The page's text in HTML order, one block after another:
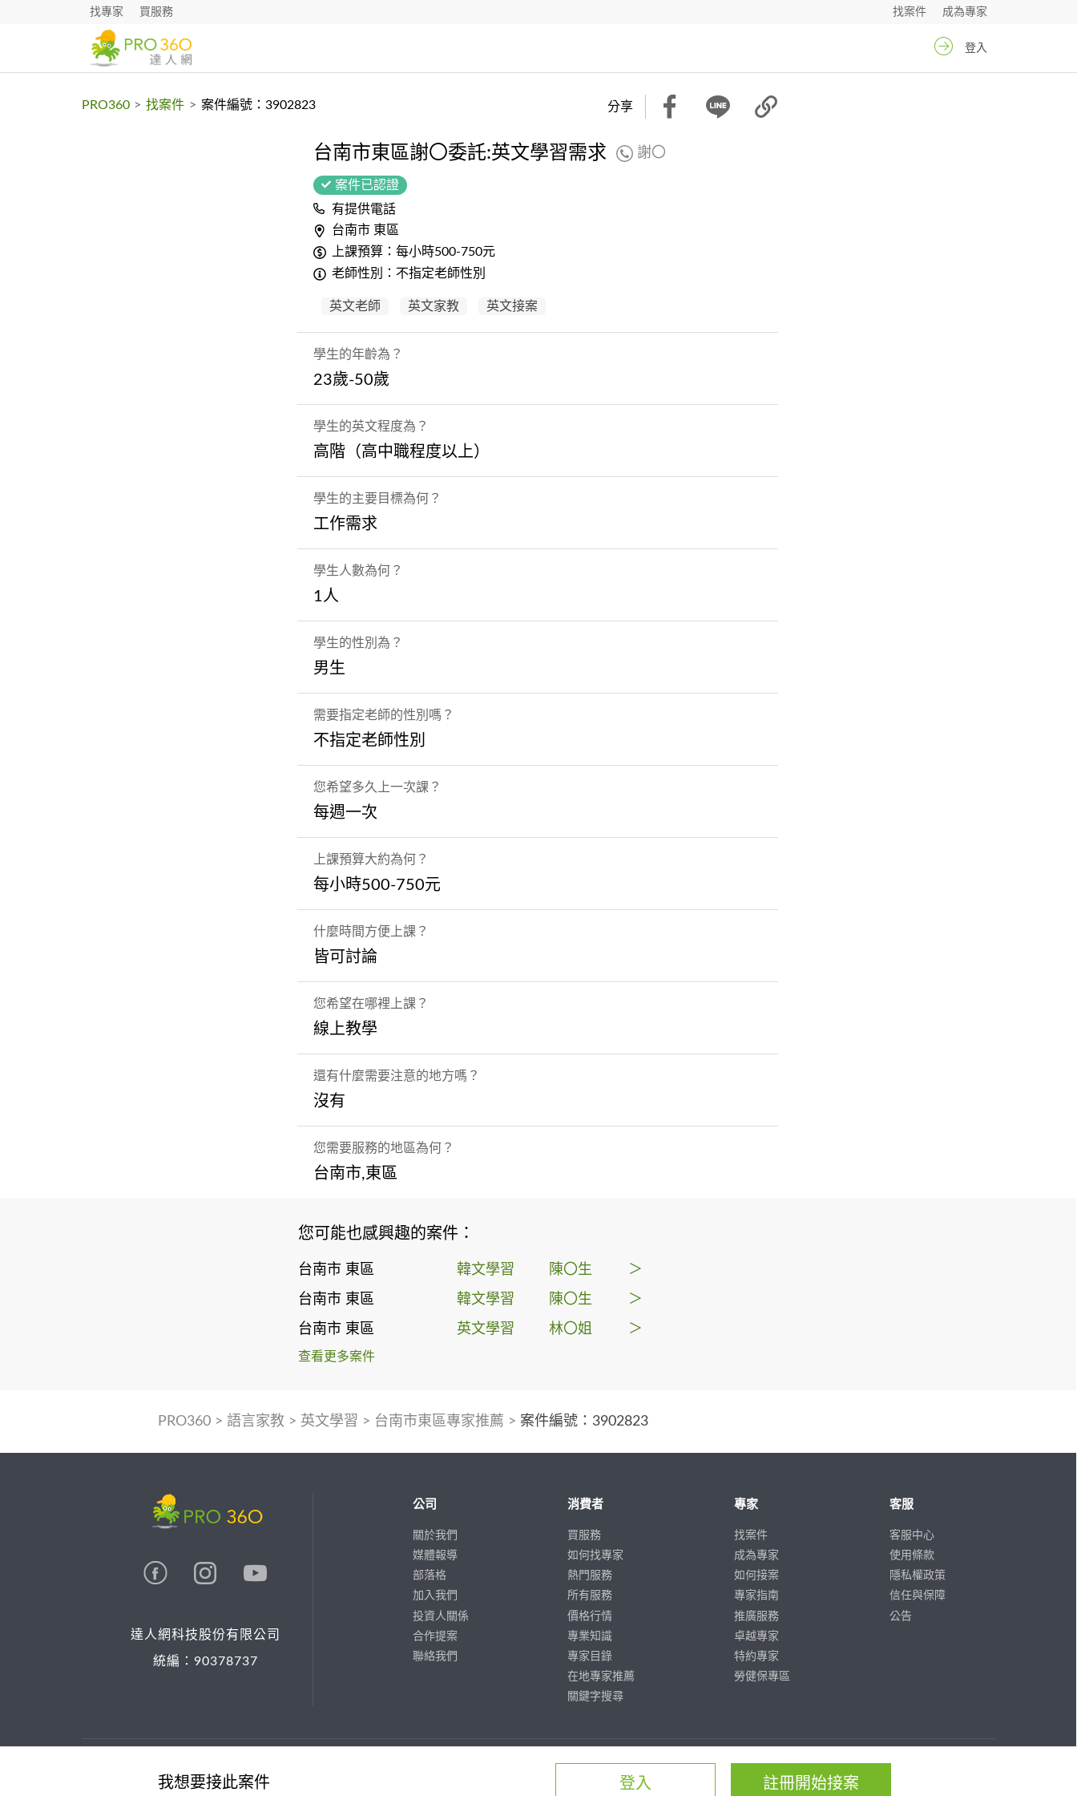
找專家 買服務 成為專家
找案件
登入
PRO360 > 找案件 > 案件編號：3902823 分享
台南市東區謝〇委託:英文學習需求 謝〇
案件已認證
有提供電話
台南市 東區
上課預算：每小時500-750元
老師性別：不指定老師性別
英文老師 英文家教 英文接案
學生的年齡為？
23歲-50歲
學生的英文程度為？
高階（高中職程度以上）
學生的主要目標為何？
工作需求
學生人數為何？
1人
學生的性別為？
男生
需要指定老師的性別嗎？
不指定老師性別
您希望多久上一次課？
每週一次
上課預算大約為何？
每小時500-750元
什麼時間方便上課？
皆可討論
您希望在哪裡上課？
線上教學
還有什麼需要注意的地方嗎？
沒有
您需要服務的地區為何？
台南市,東區
您可能也感興趣的案件：
台南市 東區 韓文學習 陳〇生 ＞
台南市 東區 韓文學習 陳〇生 ＞
台南市 東區 英文學習 林〇姐 ＞
查看更多案件
PRO360> 語言家教> 英文學習 > 台南市東區專家推薦 > 案件編號：3902823
我想要接此案件 登入 註冊開始接案
達人網科技股份有限公司
統編：90378737
公司
關於我們
媒體報導
部落格
加入我們
投資人關係
合作提案
聯絡我們
消費者
買服務
如何找專家
熱門服務
所有服務
價格行情
專業知識
專家目錄
在地專家推薦
關鍵字搜尋
專家
找案件
成為專家
如何接案
專家指南
推廣服務
卓越專家
特約專家
勞健保專區
客服
客服中心
使用條款
隱私權政策
信任與保障
公告
© 2026 PRO36O. All rights reserved.